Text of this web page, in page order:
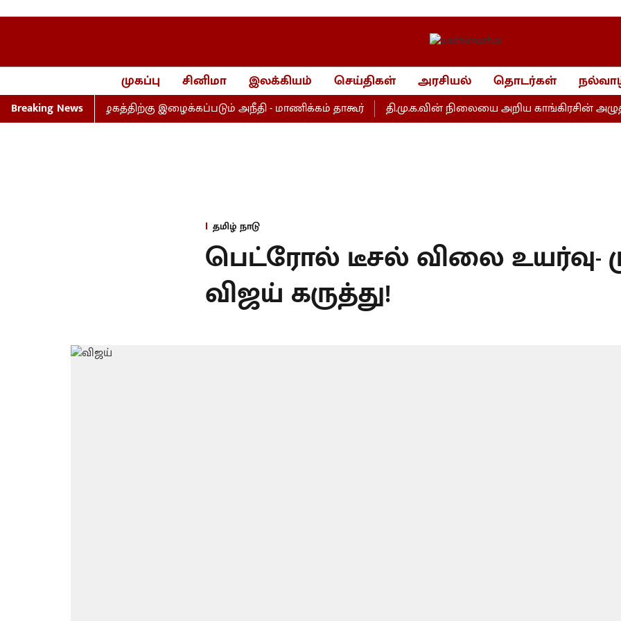
முகப்பு சினிமா இலக்கியம் செய்திகள் அரசியல் தொடர்கள்
Breaking News
மசோதா தமிழகத்திற்கு இழைக்கப்படும் அநீதி - மாணிக்கம் தாகூர் தி.மு.க.வின் நிலையை அறிய காங்கிரசின்
தமிழ் நாடு
பெட்ரோல் டீசல் விலை உயர்வு-
விஜய் கருத்து!